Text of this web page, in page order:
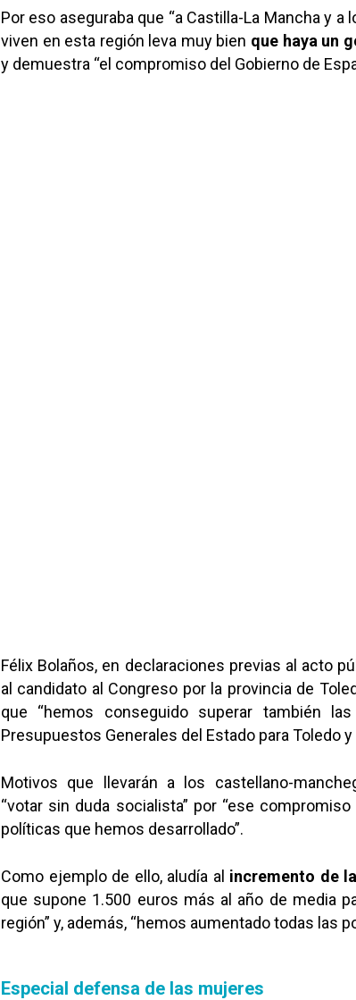
Por eso aseguraba que “a Castilla-La Mancha y
viven en esta región leva muy bien que haya un
y demuestra “el compromiso del Gobierno de
Félix Bolaños, en declaraciones previas al acto
al candidato al Congreso por la provincia de
que “hemos conseguido superar también
Presupuestos Generales del Estado para Toledo y
Motivos que llevarán a los castellano-
“votar sin duda socialista” por “ese
políticas que hemos desarrollado”.
Como ejemplo de ello, aludía al incremento de
que supone 1.500 euros más al año de media
región” y, además, “hemos aumentado todas las
Especial defensa de las mujeres